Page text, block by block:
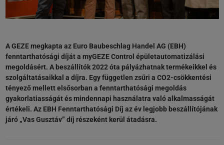
A GEZE megkapta az Euro Baubeschlag Handel AG (EBH)
fenntarthatósági díját a myGEZE Control épületautomatizálási
megoldásért. A beszállítók 2022 óta pályázhatnak termékeikkel és
szolgáltatásaikkal a díjra. Egy független zsűri a CO2-csökkentési
tényező mellett elsősorban a fenntarthatósági megoldás
gyakorlatiasságát és mindennapi használatra való alkalmasságát
értékeli. Az EBH Fenntarthatósági Díj az év legjobb beszállítójának
járó „Vas Gusztáv” díj részeként kerül átadásra.